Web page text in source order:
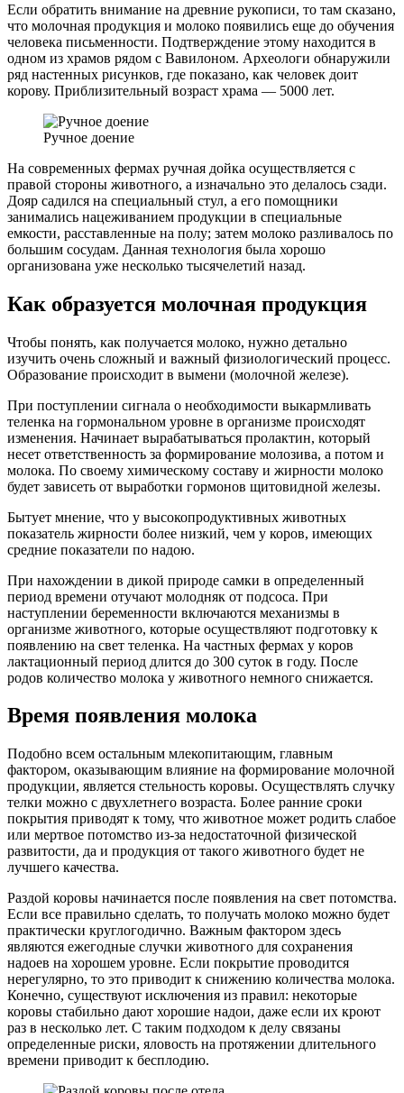
Если обратить внимание на древние рукописи, то там сказано,
что молочная продукция и молоко появились еще до обучения
человека письменности. Подтверждение этому находится в
одном из храмов рядом с Вавилоном. Археологи обнаружили
ряд настенных рисунков, где показано, как человек доит
корову. Приблизительный возраст храма — 5000 лет.
Ручное доение
На современных фермах ручная дойка осуществляется с
правой стороны животного, а изначально это делалось сзади.
Дояр садился на специальный стул, а его помощники
занимались нацеживанием продукции в специальные
емкости, расставленные на полу; затем молоко разливалось по
большим сосудам. Данная технология была хорошо
организована уже несколько тысячелетий назад.
Как образуется молочная продукция
Чтобы понять, как получается молоко, нужно детально
изучить очень сложный и важный физиологический процесс.
Образование происходит в вымени (молочной железе).
При поступлении сигнала о необходимости выкармливать
теленка на гормональном уровне в организме происходят
изменения. Начинает вырабатываться пролактин, который
несет ответственность за формирование молозива, а потом и
молока. По своему химическому составу и жирности молоко
будет зависеть от выработки гормонов щитовидной железы.
Бытует мнение, что у высокопродуктивных животных
показатель жирности более низкий, чем у коров, имеющих
средние показатели по надою.
При нахождении в дикой природе самки в определенный
период времени отучают молодняк от подсоса. При
наступлении беременности включаются механизмы в
организме животного, которые осуществляют подготовку к
появлению на свет теленка. На частных фермах у коров
лактационный период длится до 300 суток в году. После
родов количество молока у животного немного снижается.
Время появления молока
Подобно всем остальным млекопитающим, главным
фактором, оказывающим влияние на формирование молочной
продукции, является стельность коровы. Осуществлять случку
телки можно с двухлетнего возраста. Более ранние сроки
покрытия приводят к тому, что животное может родить слабое
или мертвое потомство из-за недостаточной физической
развитости, да и продукция от такого животного будет не
лучшего качества.
Раздой коровы начинается после появления на свет потомства.
Если все правильно сделать, то получать молоко можно будет
практически круглогодично. Важным фактором здесь
являются ежегодные случки животного для сохранения
надоев на хорошем уровне. Если покрытие проводится
нерегулярно, то это приводит к снижению количества молока.
Конечно, существуют исключения из правил: некоторые
коровы стабильно дают хорошие надои, даже если их кроют
раз в несколько лет. С таким подходом к делу связаны
определенные риски, яловость на протяжении длительного
времени приводит к бесплодию.